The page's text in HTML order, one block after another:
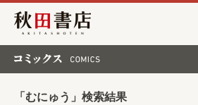
秋田書店
「むにゅう」検索結果